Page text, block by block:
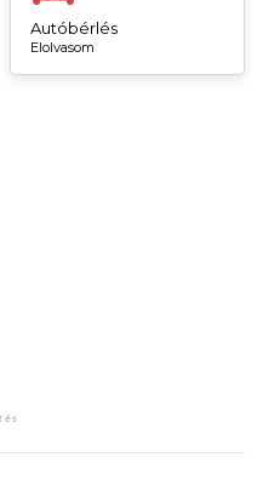
Autóbérlés
Elolvasom